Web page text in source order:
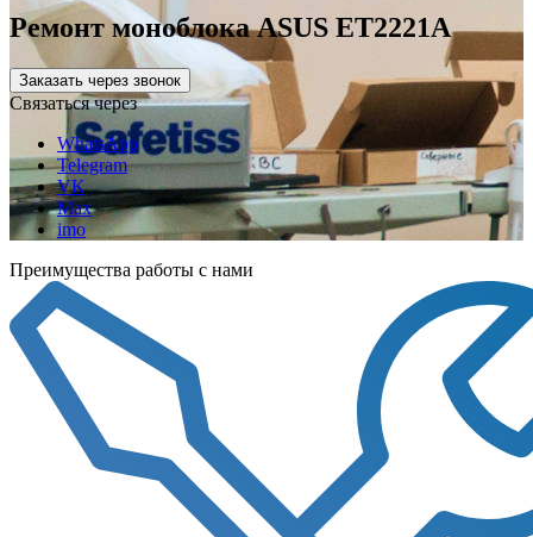
Ремонт моноблока ASUS ET2221A
Заказать через звонок
Связаться через
WhatsApp
Telegram
VK
Max
imo
Преимущества работы с нами